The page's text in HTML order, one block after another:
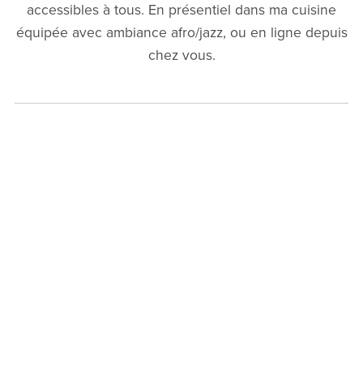
accessibles à tous. En présentiel dans ma cuisine
équipée avec ambiance afro/jazz, ou en ligne depuis
chez vous.